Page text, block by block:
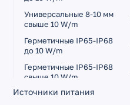
Универсальные 8-10 мм
свыше 10 W/m
Герметичные IP65-IP68
до 10 W/m
Герметичные IP65-IP68
свыше 10 W/m
Для сауны и бассейна
Источники питания